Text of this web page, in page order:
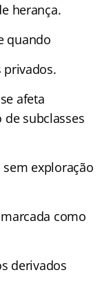
herança.
quando
privados.
afeta
subclasses
exploração
como
derivados